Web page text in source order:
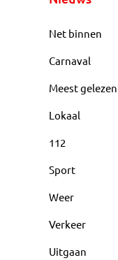
Net binnen
Carnaval
Meest gelezen
Lokaal
112
Sport
Weer
Verkeer
Uitgaan